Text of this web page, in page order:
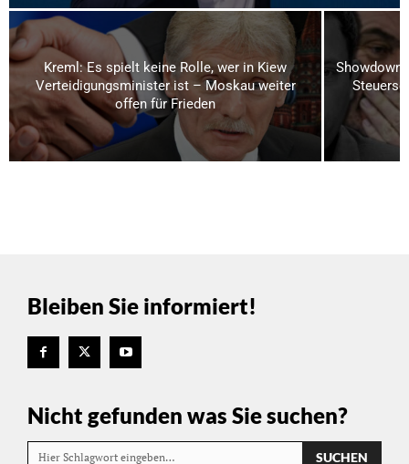
Kreml: Es spielt keine Rolle, wer in Kiew
Verteidigungsminister ist – Moskau weiter
offen für Frieden
Showdown
Bleiben Sie informiert!
Nicht gefunden was Sie suchen?
Hier Schlagwort eingeben… SUCHEN